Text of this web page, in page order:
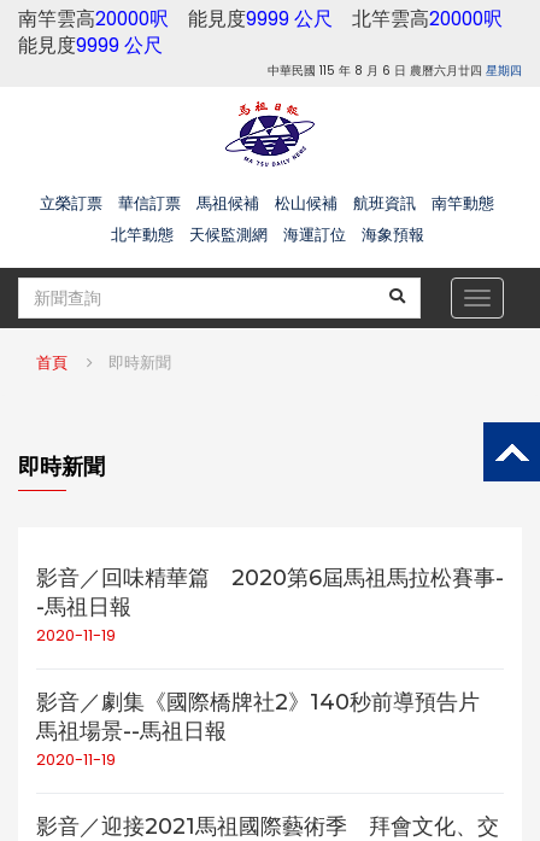
南竿雲高20000呎 能見度9999 公尺 北竿雲高20000呎
能見度9999 公尺
中華民國 115 年 8 月 6 日 農曆六月廿四 星期四
立榮訂票 華信訂票 馬祖候補 松山候補 航班資訊
南竿動態
北竿動態
天候監測網 海運訂位 海象預報
Toggle
首頁 即時新聞
即時新聞
影音／回味精華篇 2020第6屆馬祖馬拉松賽事-
-馬祖日報
2020-11-19
影音／劇集《國際橋牌社2》140秒前導預告片
馬祖場景--馬祖日報
2020-11-19
影音／迎接2021馬祖國際藝術季 拜會文化、交